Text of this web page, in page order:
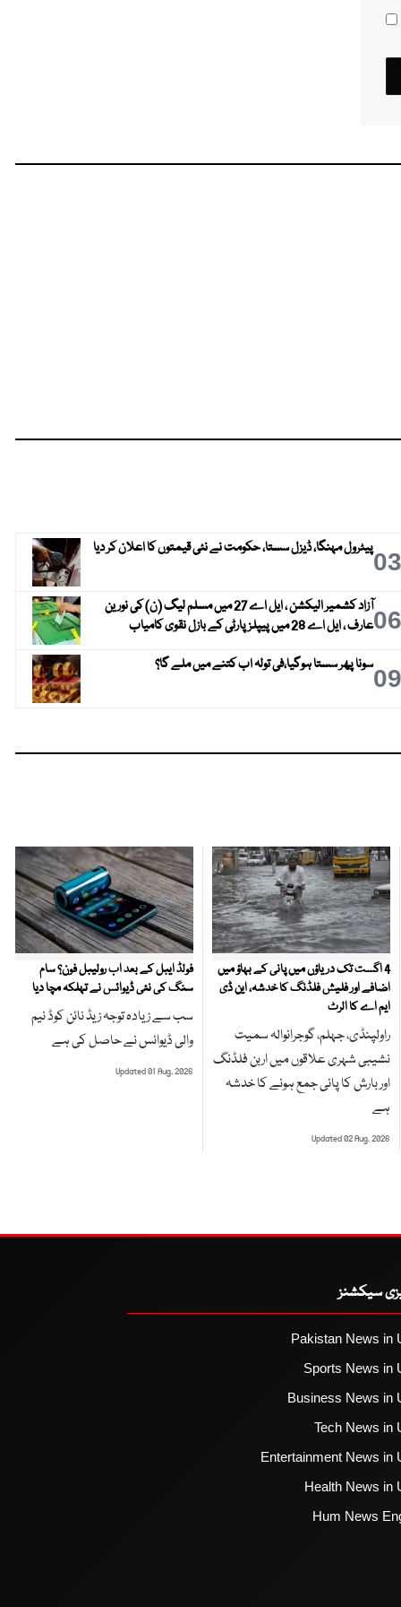
03پیٹرول مہنگا، ڈیزل سستا، حکومت نے نئی قیمتوں کا اعلان کر دیا
06
آزاد کشمیر الیکشن ، ایل اے 27 میں مسلم لیگ (ن) کی نورین
عارف ، ایل اے 28 میں پیپلز پارٹی کے بازل نقوی کامیاب
09سونا پھر سستا ہوگیا،فی تولہ اب کتنے میں ملے گا؟
4 اگست تک دریاؤں میں پانی کے بہاؤ میں
اضافے اور فلیش فلڈنگ کا خدشہ، این ڈی
ایم اے کا الرٹ
راولپنڈی، جہلم، گوجرانوالہ سمیت
نشیبی شہری علاقوں میں اربن فلڈنگ
اور بارش کا پانی جمع ہونے کا خدشہ
ہے
Updated 02 Aug, 2026
فولڈ ایبل کے بعد اب رولیبل فون؟ سام
سنگ کی نئی ڈیوائس نے تہلکہ مچا دیا
سب سے زیادہ توجہ زیڈ نائن کوڈ نیم
والی ڈیوائس نے حاصل کی ہے
Updated 01 Aug, 2026
سیکشنز
Pakistan News in
Sports News in
Business News in
Tech News in
Entertainment News in
Health News in
Hum News